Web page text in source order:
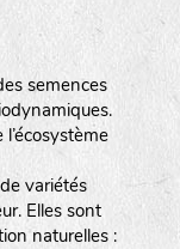
semences
variétés
Elles sont
naturelles :